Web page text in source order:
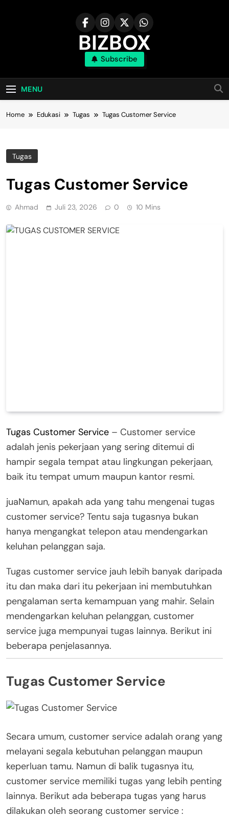
BIZBOX
Bizbox – Media Informasi Terkini
Subscribe
MENU
Home Edukasi Tugas Tugas Customer Service
Tugas
Tugas Customer Service
Ahmad Juli 23, 2026 0 10 Mins
Tugas Customer Service – Customer service
adalah jenis pekerjaan yang sering ditemui di
hampir segala tempat atau lingkungan pekerjaan,
baik itu tempat umum maupun kantor resmi.
juaNamun, apakah ada yang tahu mengenai tugas
customer service? Tentu saja tugasnya bukan
hanya mengangkat telepon atau mendengarkan
keluhan pelanggan saja.
Tugas customer service jauh lebih banyak daripada
itu dan maka dari itu pekerjaan ini membutuhkan
pengalaman serta kemampuan yang mahir. Selain
mendengarkan keluhan pelanggan, customer
service juga mempunyai tugas lainnya. Berikut ini
beberapa penjelasannya.
Tugas Customer Service
Secara umum, customer service adalah orang yang
melayani segala kebutuhan pelanggan maupun
keperluan tamu. Namun di balik tugasnya itu,
customer service memiliki tugas yang lebih penting
lainnya. Berikut ada beberapa tugas yang harus
dilakukan oleh seorang customer service :